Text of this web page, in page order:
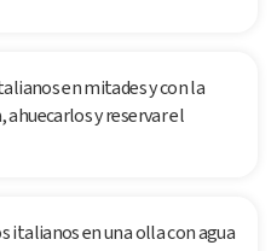
en mitades y con la
ahuecarlos y reservar el
italianos en una olla con agua